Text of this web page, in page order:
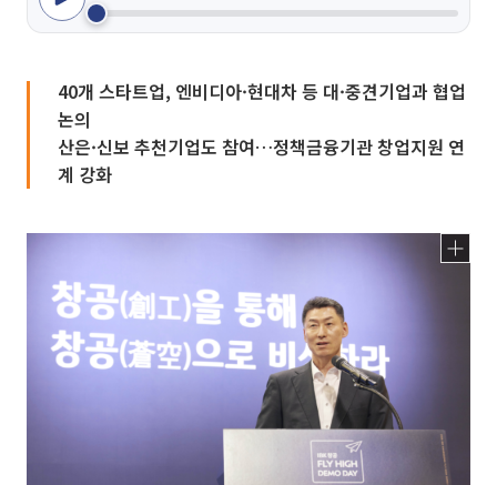
40개 스타트업, 엔비디아·현대차 등 대·중견기업과 협업
논의
산은·신보 추천기업도 참여…정책금융기관 창업지원 연
계 강화